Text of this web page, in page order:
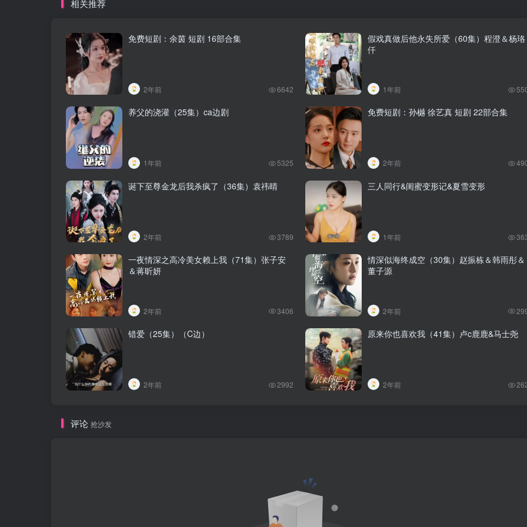
相关推荐
免费短剧：余茵 短剧 16部合集
2年前 6642
假戏真做后他永失所爱（60集）程澄＆杨珞
仟
1年前
养父的浇灌（25集）ca边剧
1年前 5325
免费短剧：孙樾 徐艺真 短剧 22部合集
2年前
诞下至尊金龙后我杀疯了（36集）袁祎晴
2年前 3789
三人同行&闺蜜变形记&夏雪变形
1年前
一夜情深之高冷美女赖上我（71集）张子安
＆蒋昕妍
2年前 3406
情深似海终成空（30集）赵振栋＆韩雨彤＆
董子源
2年前
错爱（25集）（C边）
2年前 2992
原来你也喜欢我（41集）卢c鹿鹿&马士尧
2年前
评论 抢沙发